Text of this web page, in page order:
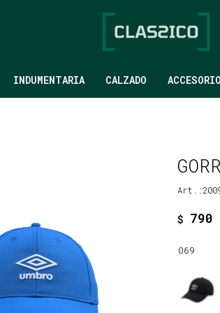
INDUMENTARIA CALZADO
$ 790
069